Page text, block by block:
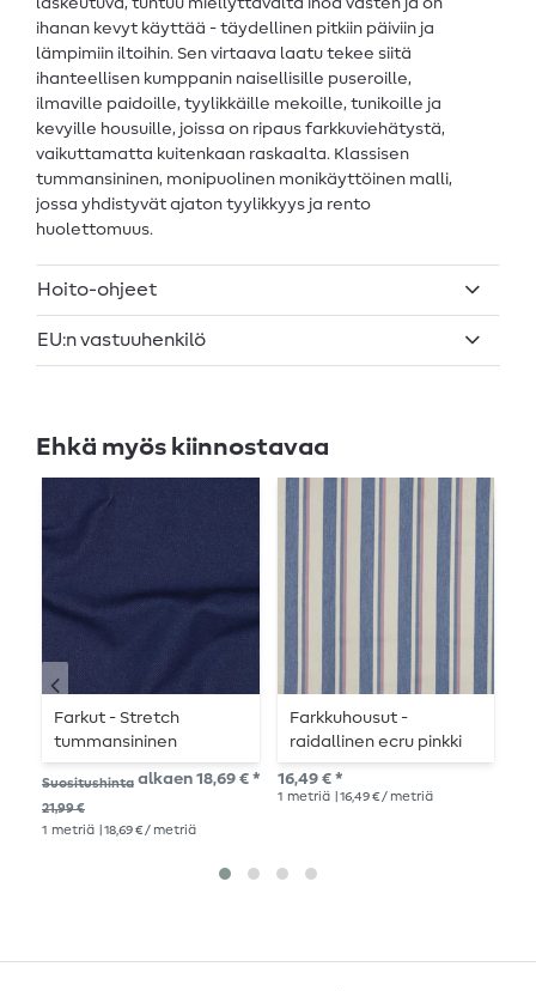
laskeutuva, tuntuu miellyttävältä ihoa vasten ja on
ihanan kevyt käyttää - täydellinen pitkiin päiviin ja
lämpimiin iltoihin. Sen virtaava laatu tekee siitä
ihanteellisen kumppanin naisellisille puseroille,
ilmaville paidoille, tyylikkäille mekoille, tunikoille ja
kevyille housuille, joissa on ripaus farkkuviehätystä,
vaikuttamatta kuitenkaan raskaalta. Klassisen
tummansininen, monipuolinen monikäyttöinen malli,
jossa yhdistyvät ajaton tyylikkyys ja rento
huolettomuus.
Hoito-ohjeet
EU:n vastuuhenkilö
Ehkä myös kiinnostavaa
Farkut - Stretch
tummansininen
Suositushinta
21,99 €
alkaen 18,69 € *
1 metriä | 18,69 € / metriä
Farkkuhousut -
raidallinen ecru pinkki
16,49 € *
1 metriä | 16,49 € / metriä